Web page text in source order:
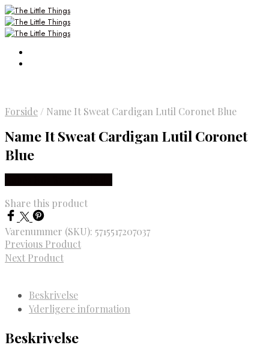
Forside / Name It Sweat Cardigan Lutil Coronet Blue
Name It Sweat Cardigan Lutil Coronet
Blue
Share this product
Varenummer (SKU): 5715517207037
Previous Product
Next Product
Beskrivelse
Yderligere information
Beskrivelse